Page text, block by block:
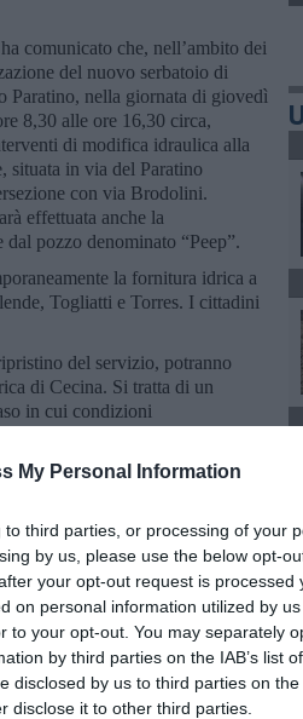
My Personal Information
third parties, or processing of your
by us, please use the below opt-
your opt-out request is processed
on personal information utilized by
to your opt-out. You may separately
by third parties on the IAB’s list
disclosed by us to third parties on the
disclose it to other third parties.
comunicato che, nell’ambito dei
del nuovo serbatoio di
Paratino, nella giornata di giovedì
8,30 alle ore 16,30 circa,
di modifica idraulica alla
situata in via del Paratino
con via Brodolini.
effettuata anche la
pozzo denominato “Peep”.
la fornitura idrica a
Togliatti e Torres. I cittadini
del servizio, potranno
di Cecina. Si tratta di un
in cui condizioni
dei lavori, l’intervento potrà
QUInews - ToscanaMedia.